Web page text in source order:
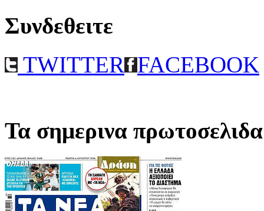
Συνδεθειτε
TWITTER FACEBOOK
Τα σημερινα πρωτοσελιδα